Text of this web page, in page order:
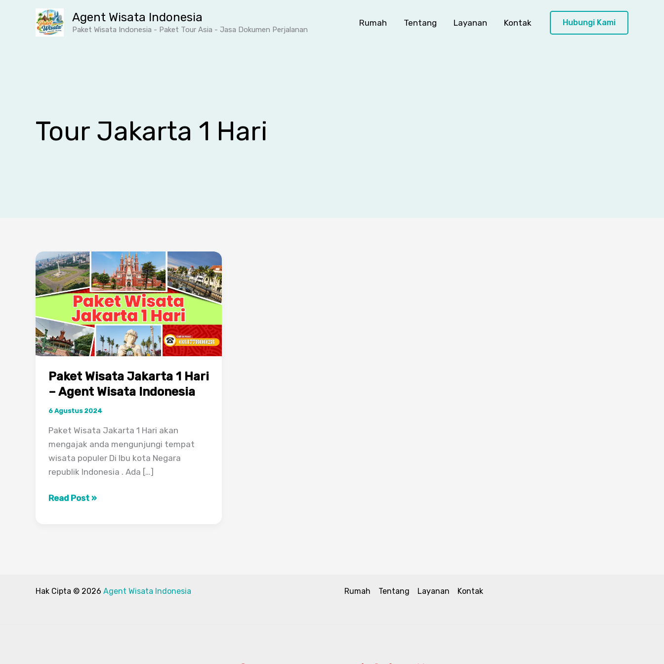
Agent Wisata Indonesia
Paket Wisata Indonesia - Paket Tour Asia - Jasa Dokumen Perjalanan
Rumah Tentang Layanan Kontak Hubungi Kami
Tour Jakarta 1 Hari
Paket Wisata Jakarta 1 Hari
– Agent Wisata Indonesia
6 Agustus 2024
Paket Wisata Jakarta 1 Hari akan
mengajak anda mengunjungi tempat
wisata populer Di Ibu kota Negara
republik Indonesia . Ada […]
Paket
Wisata
Read Post »
Hak Cipta © 2026 Agent Wisata Indonesia Rumah Tentang Layanan Kontak